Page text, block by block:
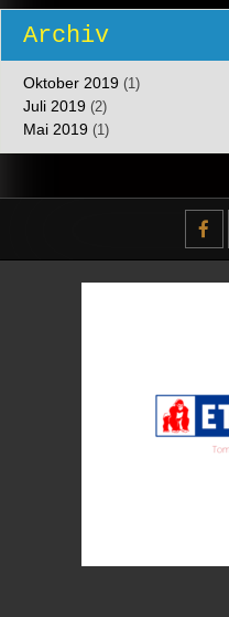
Archiv
Oktober 2019 (1)
Juli 2019 (2)
Mai 2019 (1)